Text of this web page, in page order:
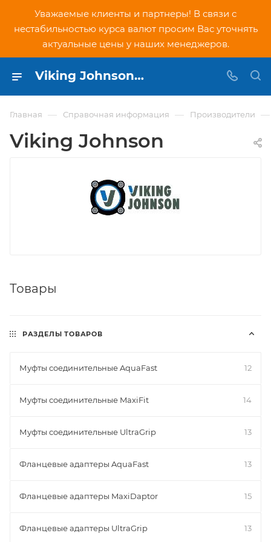
Уважаемые клиенты и партнеры! В связи с
нестабильностью курса валют просим Вас уточнять
актуальные цены у наших менеджеров.
Viking Johnson - купить официальную продукцию в интернет-магазине PNDtech.ru
Главная — Справочная информация — Производители —
Viking Johnson
Товары
РАЗДЕЛЫ ТОВАРОВ
Муфты соединительные AquaFast 12
Муфты соединительные MaxiFit 14
Муфты соединительные UltraGrip 13
Фланцевые адаптеры AquaFast 13
Фланцевые адаптеры MaxiDaptor 15
Фланцевые адаптеры UltraGrip 13